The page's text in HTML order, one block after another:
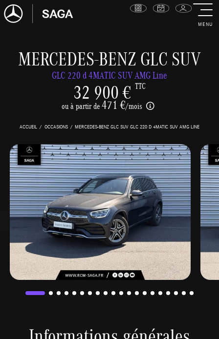
MENU
MERCEDES-BENZ GLC SUV
GLC 220 d 4MATIC SUV AMG Line
32 900 € TTC
ou à partir de471 €/mois
ACCUEIL OCCASIONS MERCEDES-BENZ GLC SUV GLC 220 D 4MATIC SUV AMG LINE